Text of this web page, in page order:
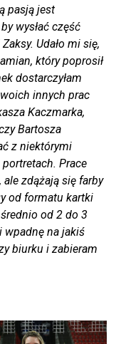
pasją jest
wysłać część
Udało mi się,
który poprosił
dostarczyłam
innych prac
Kaczmarka,
Bartosza
z niektórymi
Prace
zdążają się farby
od formatu kartki
od 2 do 3
wpadnę na jakiś
biurku i zabieram